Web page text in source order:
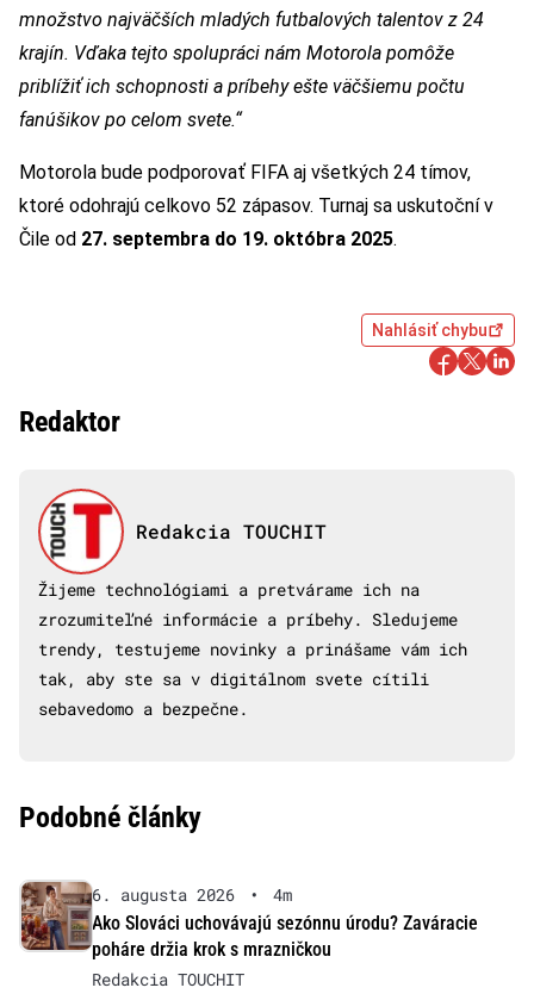
množstvo najväčších mladých futbalových talentov z 24
krajín. Vďaka tejto spolupráci nám Motorola pomôže
priblížiť ich schopnosti a príbehy ešte väčšiemu počtu
fanúšikov po celom svete.“
Motorola bude podporovať FIFA aj všetkých 24 tímov,
ktoré odohrajú celkovo 52 zápasov. Turnaj sa uskutoční v
Čile od 27. septembra do 19. októbra 2025.
Nahlásiť chybu
Redaktor
Redakcia TOUCHIT
Žijeme technológiami a pretvárame ich na
zrozumiteľné informácie a príbehy. Sledujeme
trendy, testujeme novinky a prinášame vám ich
tak, aby ste sa v digitálnom svete cítili
sebavedomo a bezpečne.
Podobné články
6. augusta 2026 •
4m
Ako Slováci uchovávajú sezónnu úrodu? Zaváracie
poháre držia krok s mrazničkou
Redakcia TOUCHIT